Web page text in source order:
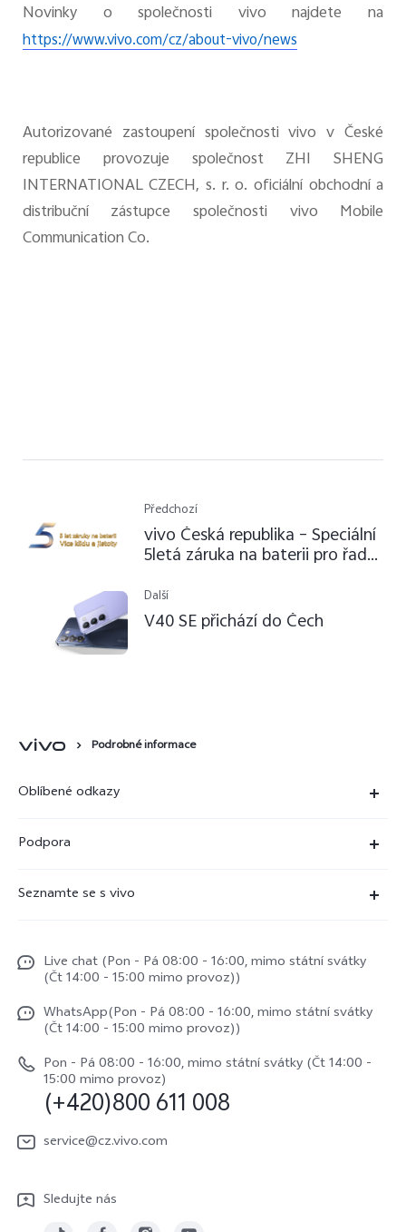
Novinky o společnosti vivo najdete na
https://www.vivo.com/cz/about-vivo/news
Autorizované zastoupení společnosti vivo v České
republice provozuje společnost ZHI SHENG
INTERNATIONAL CZECH, s. r. o. oficiální obchodní a
distribuční zástupce společnosti vivo Mobile
Communication Co.
Předchozí
vivo Česká republika – Speciální
5letá záruka na baterii pro řadu
Další
V40 SE přichází do Čech
Podrobné informace
Oblíbené odkazy
X300
V50
Y29s
vivo Buds Air3
Podpora
Funtouch OS
Ověření IMEI
Požádat o opravu
Aktualizace systému
Uživatelský manuál
Protokol aktualizace
Stáhnout LUT pro obnovu Log
Seznamte se s vivo
Život ve vivo
Etiketa ve vivo
O nás
Právní upozornění
Udržitelnost
Centrum ochrany osobních údajů vivo
Live chat (Pon - Pá 08:00 - 16:00, mimo státní svátky
(Čt 14:00 - 15:00 mimo provoz))
WhatsApp(Pon - Pá 08:00 - 16:00, mimo státní svátky
(Čt 14:00 - 15:00 mimo provoz))
Pon - Pá 08:00 - 16:00, mimo státní svátky (Čt 14:00 -
15:00 mimo provoz)
(+420)800 611 008
service@cz.vivo.com
Sledujte nás